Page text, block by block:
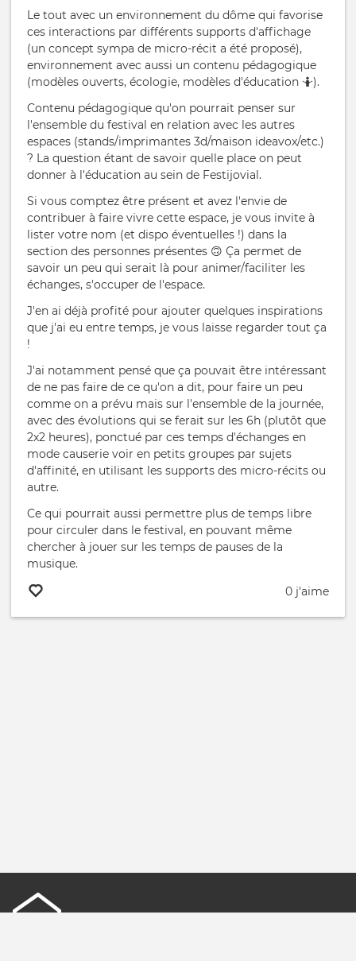
Le tout avec un environnement du dôme qui favorise
ces interactions par différents supports d'affichage
(un concept sympa de micro-récit a été proposé),
environnement avec aussi un contenu pédagogique
(modèles ouverts, écologie, modèles d'éducation 🤷).
Contenu pédagogique qu'on pourrait penser sur
l'ensemble du festival en relation avec les autres
espaces (stands/imprimantes 3d/maison ideavox/etc.)
? La question étant de savoir quelle place on peut
donner à l'éducation au sein de Festijovial.
Si vous comptez être présent et avez l'envie de
contribuer à faire vivre cette espace, je vous invite à
lister votre nom (et dispo éventuelles !) dans la
section des personnes présentes 🙃 Ça permet de
savoir un peu qui serait là pour animer/faciliter les
échanges, s'occuper de l'espace.
J'en ai déjà profité pour ajouter quelques inspirations
que j'ai eu entre temps, je vous laisse regarder tout ça
!
J'ai notamment pensé que ça pouvait être intéressant
de ne pas faire de ce qu'on a dit, pour faire un peu
comme on a prévu mais sur l'ensemble de la journée,
avec des évolutions qui se ferait sur les 6h (plutôt que
2x2 heures), ponctué par ces temps d'échanges en
mode causerie voir en petits groupes par sujets
d'affinité, en utilisant les supports des micro-récits ou
autre.
Ce qui pourrait aussi permettre plus de temps libre
pour circuler dans le festival, en pouvant même
chercher à jouer sur les temps de pauses de la
musique.
0 j'aime